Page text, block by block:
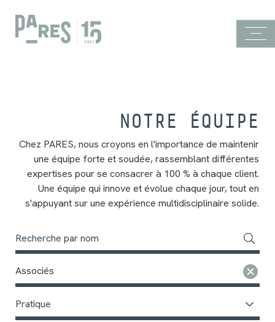
NOTRE ÉQUIPE
Chez PARES, nous croyons en l'importance de maintenir
une équipe forte et soudée, rassemblant différentes
expertises pour se consacrer à 100 % à chaque client.
Une équipe qui innove et évolue chaque jour, tout en
s'appuyant sur une expérience multidisciplinaire solide.
Associés
Pratique